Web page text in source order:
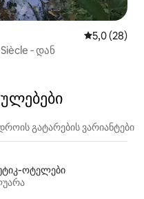
საშუალო
5,0 (28)
‑ დან
გატარების ვარიანტები